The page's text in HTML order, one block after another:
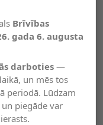
Brīvības
gada 6. augusta
darboties—
un mēs tos
periodā. Lūdzam
piegāde var